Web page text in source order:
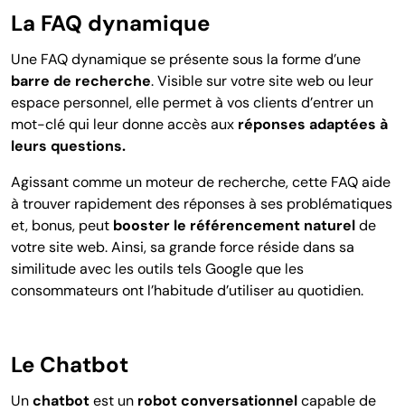
La FAQ dynamique
Une FAQ dynamique se présente sous la forme d’une
barre de recherche. Visible sur votre site web ou leur
espace personnel, elle permet à vos clients d’entrer un
mot-clé qui leur donne accès aux réponses adaptées à
leurs questions.
Agissant comme un moteur de recherche, cette FAQ aide
à trouver rapidement des réponses à ses problématiques
et, bonus, peut booster le référencement naturelde
votre site web. Ainsi, sa grande force réside dans sa
similitude avec les outils tels Google que les
consommateurs ont l’habitude d’utiliser au quotidien.
Le Chatbot
Unchatbotest un robot conversationnelcapable de